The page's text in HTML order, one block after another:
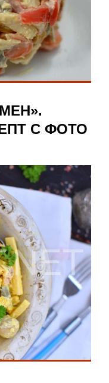
С ФОТО